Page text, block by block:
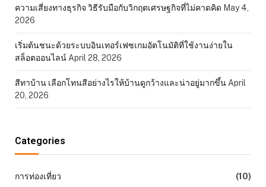
ความเสี่ยงทางธุรกิจ วิธีรับมือกับวิกฤตเศรษฐกิจที่ไม่คาดคิด May 4,
2026
เริ่มต้นชนะด้วยระบบอินเทอร์เฟซเกมอัตโนมัติที่ใช้งานง่ายใน
สล็อตออนไลน์ April 28, 2026
สีทาบ้าน เลือกโทนสีอย่างไรให้บ้านดูกว้างและน่าอยู่มากขึ้น April
20, 2026
Categories
การท่องเที่ยว
(10)